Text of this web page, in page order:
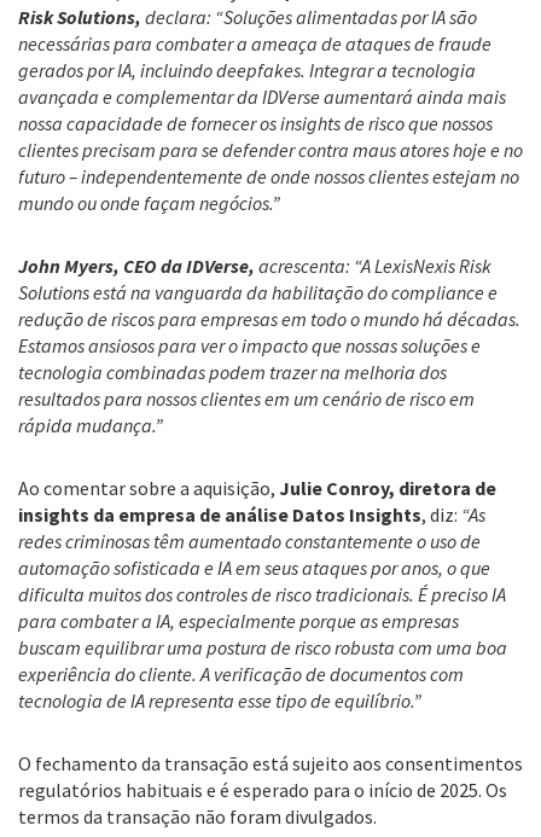
Risk Solutions, declara: “Soluções alimentadas por IA são
necessárias para combater a ameaça de ataques de fraude
gerados por IA, incluindo deepfakes. Integrar a tecnologia
avançada e complementar da IDVerse aumentará ainda mais
nossa capacidade de fornecer os insights de risco que nossos
clientes precisam para se defender contra maus atores hoje e no
futuro – independentemente de onde nossos clientes estejam no
mundo ou onde façam negócios.”
John Myers, CEO da IDVerse, acrescenta: “A LexisNexis Risk
Solutions está na vanguarda da habilitação do compliance e
redução de riscos para empresas em todo o mundo há décadas.
Estamos ansiosos para ver o impacto que nossas soluções e
tecnologia combinadas podem trazer na melhoria dos
resultados para nossos clientes em um cenário de risco em
rápida mudança.”
Ao comentar sobre a aquisição, Julie Conroy, diretora de
insights da empresa de análise Datos Insights, diz: “As
redes criminosas têm aumentado constantemente o uso de
automação sofisticada e IA em seus ataques por anos, o que
dificulta muitos dos controles de risco tradicionais. É preciso IA
para combater a IA, especialmente porque as empresas
buscam equilibrar uma postura de risco robusta com uma boa
experiência do cliente. A verificação de documentos com
tecnologia de IA representa esse tipo de equilíbrio.”
O fechamento da transação está sujeito aos consentimentos
regulatórios habituais e é esperado para o início de 2025. Os
termos da transação não foram divulgados.